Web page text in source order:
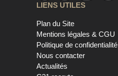
LIENS UTILES
Plan du Site
Mentions légales & CGU
Politique de confidentialité
Nous contacter
Actualités